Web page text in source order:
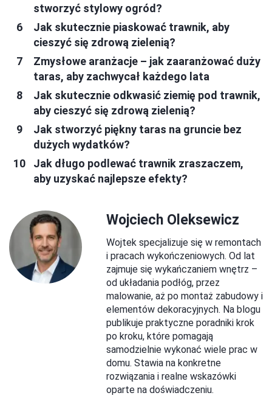
stworzyć stylowy ogród?
Jak skutecznie piaskować trawnik, aby
cieszyć się zdrową zielenią?
Zmysłowe aranżacje – jak zaaranżować duży
taras, aby zachwycał każdego lata
Jak skutecznie odkwasić ziemię pod trawnik,
aby cieszyć się zdrową zielenią?
Jak stworzyć piękny taras na gruncie bez
dużych wydatków?
Jak długo podlewać trawnik zraszaczem,
aby uzyskać najlepsze efekty?
Wojciech Oleksewicz
Wojtek specjalizuje się w remontach
i pracach wykończeniowych. Od lat
zajmuje się wykańczaniem wnętrz –
od układania podłóg, przez
malowanie, aż po montaż zabudowy i
elementów dekoracyjnych. Na blogu
publikuje praktyczne poradniki krok
po kroku, które pomagają
samodzielnie wykonać wiele prac w
domu. Stawia na konkretne
rozwiązania i realne wskazówki
oparte na doświadczeniu.